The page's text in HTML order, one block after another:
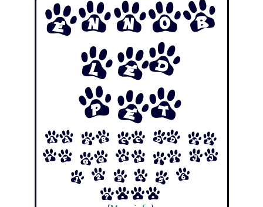
Ennob
led
Pet
Aa Bb Cc Dd Ee
Ff Gg Hh Ii Jj
1 2 3 4 5 6
7...